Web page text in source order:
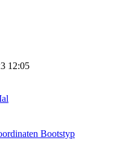
12:05
Bootstyp